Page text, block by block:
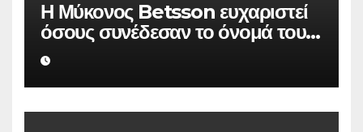
Η Μύκονος Betsson ευχαριστεί
όσους συνέδεσαν το όνομά τους
με την ιστορική χρονιά